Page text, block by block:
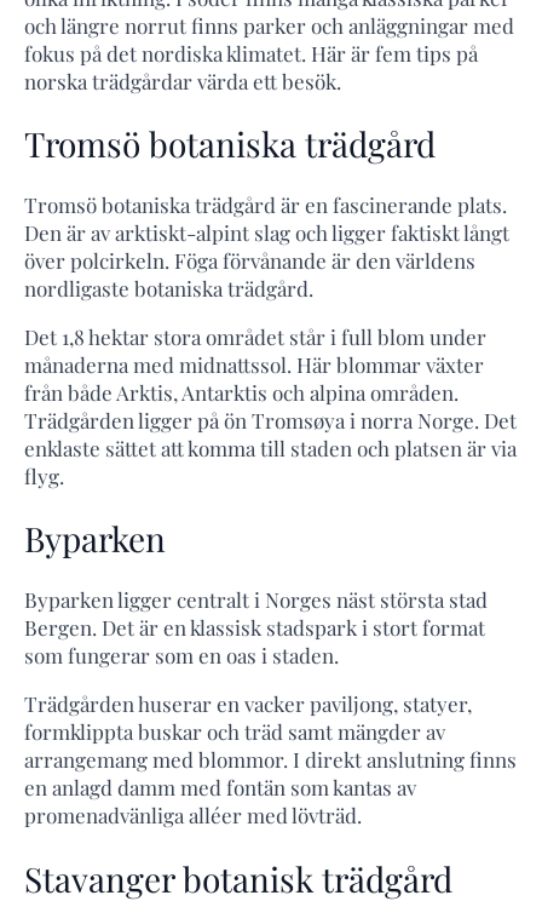
och längre norrut finns parker och anläggningar med
fokus på det nordiska klimatet. Här är fem tips på
norska trädgårdar värda ett besök.
Tromsö botaniska trädgård
Tromsö botaniska trädgård är en fascinerande plats.
Den är av arktiskt-alpint slag och ligger faktiskt långt
över polcirkeln. Föga förvånande är den världens
nordligaste botaniska trädgård.
Det 1,8 hektar stora området står i full blom under
månaderna med midnattssol. Här blommar växter
från både Arktis, Antarktis och alpina områden.
Trädgården ligger på ön Tromsøya i norra Norge. Det
enklaste sättet att komma till staden och platsen är via
flyg.
Byparken
Byparken ligger centralt i Norges näst största stad
Bergen. Det är en klassisk stadspark i stort format
som fungerar som en oas i staden.
Trädgården huserar en vacker paviljong, statyer,
formklippta buskar och träd samt mängder av
arrangemang med blommor. I direkt anslutning finns
en anlagd damm med fontän som kantas av
promenadvänliga alléer med lövträd.
Stavanger botanisk trädgård